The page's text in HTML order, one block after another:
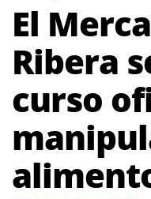
El
Ribera
curso